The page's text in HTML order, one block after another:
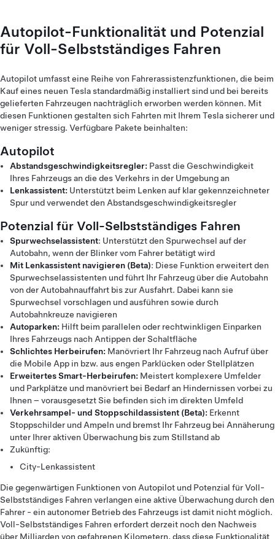
Autopilot-Funktionalität und Potenzial
für Voll-Selbstständiges Fahren
Autopilot umfasst eine Reihe von Fahrerassistenzfunktionen, die beim
Kauf eines neuen Tesla standardmäßig installiert sind und bei bereits
gelieferten Fahrzeugen nachträglich erworben werden können. Mit
diesen Funktionen gestalten sich Fahrten mit Ihrem Tesla sicherer und
weniger stressig. Verfügbare Pakete beinhalten:
Autopilot
Abstandsgeschwindigkeitsregler: Passt die Geschwindigkeit
Ihres Fahrzeugs an die des Verkehrs in der Umgebung an
Lenkassistent: Unterstützt beim Lenken auf klar gekennzeichneter
Spur und verwendet den Abstandsgeschwindigkeitsregler
Potenzial für Voll-Selbstständiges Fahren
Spurwechselassistent: Unterstützt den Spurwechsel auf der
Autobahn, wenn der Blinker vom Fahrer betätigt wird
Mit Lenkassistent navigieren (Beta): Diese Funktion erweitert den
Spurwechselassistenten und führt Ihr Fahrzeug über die Autobahn
von der Autobahnauffahrt bis zur Ausfahrt. Dabei kann sie
Spurwechsel vorschlagen und ausführen sowie durch
Autobahnkreuze navigieren
Autoparken: Hilft beim parallelen oder rechtwinkligen Einparken
Ihres Fahrzeugs nach Antippen der Schaltfläche
Schlichtes Herbeirufen: Manövriert Ihr Fahrzeug nach Aufruf über
die Mobile App in bzw. aus engen Parklücken oder Stellplätzen
Erweitertes Smart-Herbeirufen: Meistert komplexere Umfelder
und Parkplätze und manövriert bei Bedarf an Hindernissen vorbei zu
Ihnen – vorausgesetzt Sie befinden sich im direkten Umfeld
Verkehrsampel- und Stoppschildassistent (Beta): Erkennt
Stoppschilder und Ampeln und bremst Ihr Fahrzeug bei Annäherung
unter Ihrer aktiven Überwachung bis zum Stillstand ab
Zukünftig:
City-Lenkassistent
Die gegenwärtigen Funktionen von Autopilot und Potenzial für Voll-
Selbstständiges Fahren verlangen eine aktive Überwachung durch den
Fahrer - ein autonomer Betrieb des Fahrzeugs ist damit nicht möglich.
Voll-Selbstständiges Fahren erfordert derzeit noch den Nachweis
über Milliarden von gefahrenen Kilometern, dass diese Funktionalität